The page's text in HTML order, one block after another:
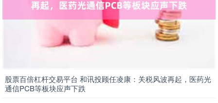
股票百倍杠杆交易平台 和讯投顾任凌康：关税风波再起，医药光
通信PCB等板块应声下跌